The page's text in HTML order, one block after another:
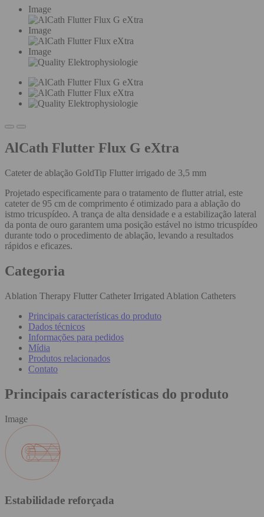
Image
Image
Image
AlCath Flutter Flux G eXtra
Cateter de ablação GoldTip Flutter irrigado de 3,5 mm
Projetado especificamente para o tratamento de flutter atrial, este
cateter de 95 cm de comprimento é otimizado para a ablação do
istmo tricuspídeo. A trança de alta densidade e a estabilização lateral
da ponta de ouro garantem uma posição estável no istmo tricuspídeo
durante todo o procedimento de ablação, levando a resultados
rápidos e eficazes.
Categoria
Ablation Therapy Flutter Catheter Irrigated Ablation Catheters
Principais características do produto
Dados técnicos
Informações para pedidos
Mídia
Produtos relacionados
Contato
Principais características do produto
Image
Estabilidade reforçada